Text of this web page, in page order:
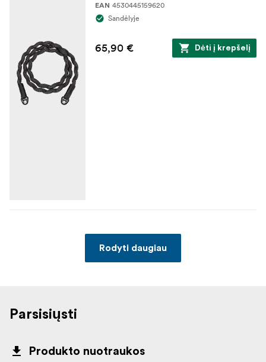
EAN 4530445159620
Sandėlyje
65,90 € Dėti į krepšelį
Rodyti daugiau
Parsisiųsti
Produkto nuotraukos